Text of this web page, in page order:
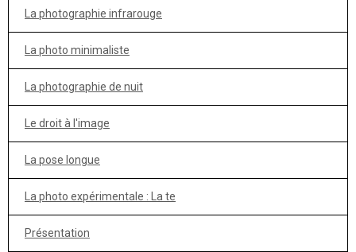
La photographie infrarouge
La photo minimaliste
La photographie de nuit
Le droit à l'image
La pose longue
La photo expérimentale : La te
Présentation